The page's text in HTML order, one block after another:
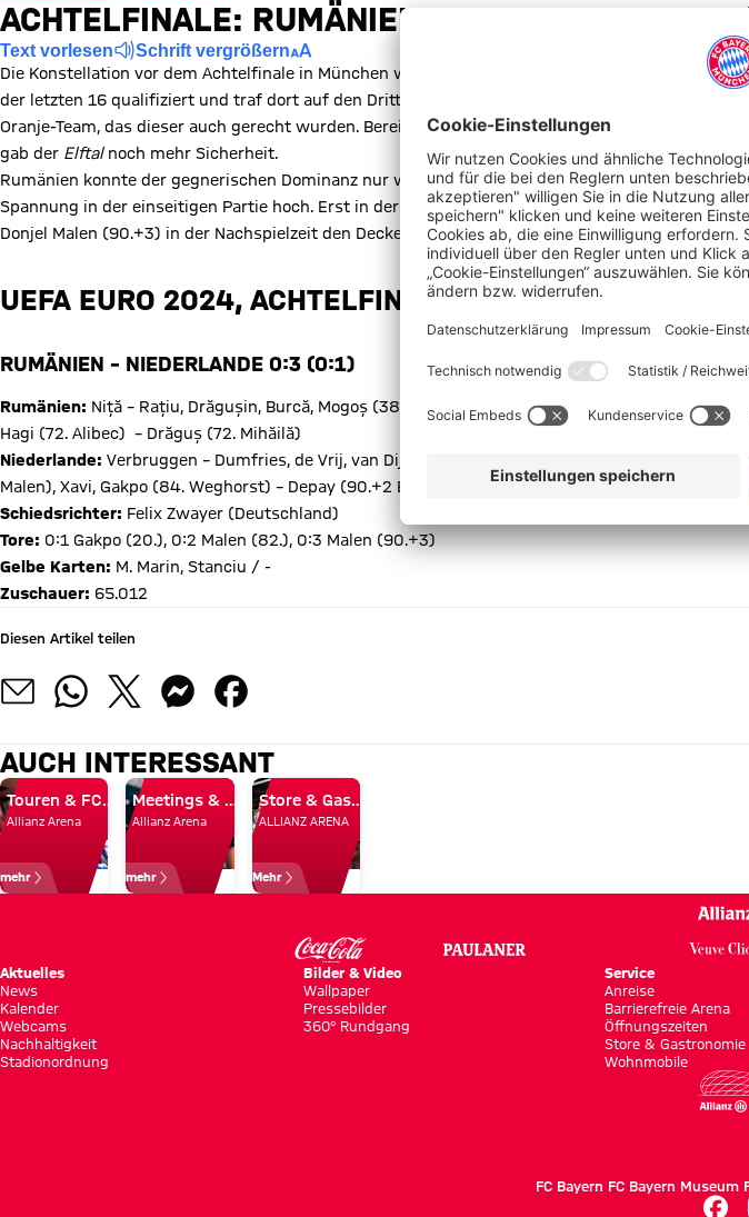
ACHTELFINALE: RUMÄNIEN - NIEDERLANDE 0:3
Text vorlesen Schrift vergrößern
Die Konstellation vor dem Achtelfinale in München war etwas kurios. Rumänien hatte sich als
der letzten 16 qualifiziert und traf dort auf den Dritten der Gruppe D, die Niederlande. Dennoch
Oranje-Team, das dieser auch gerecht wurden. Bereits in der 20. Minute traf Cody Gakpo zur
gab der Elftal noch mehr Sicherheit.
Rumänien konnte der gegnerischen Dominanz nur wenig entgegensetzten, einzig der
Spannung in der einseitigen Partie hoch. Erst in der Schlussphase sorgte erneut Gakpo (82.
Donjel Malen (90.+3) in der Nachspielzeit den Deckel auf den Viertelfinaleinzug der
UEFA EURO 2024, ACHTELFINALE
RUMÄNIEN – NIEDERLANDE 0:3 (0:1)
Rumänien: Niță – Rațiu, Drăgușin, Burcă, Mogoș (38. Racovițan) – M. Marin (72. Cicâldău) – Man,
Hagi (72. Alibec) – Drăguș (72. Mihăilă)
Niederlande: Verbruggen – Dumfries, de Vrij, van Dijk, Aké (69. van de Ven) – Schouten (69.
Malen), Xavi, Gakpo (84. Weghorst) – Depay (90.+2 Blind)
Schiedsrichter: Felix Zwayer (Deutschland)
Tore: 0:1 Gakpo (20.), 0:2 Malen (82.), 0:3 Malen (90.+3)
Gelbe Karten: M. Marin, Stanciu / -
Zuschauer: 65.012
Diesen Artikel teilen
AUCH INTERESSANT
Touren & FC Bayern Museum
Allianz Arena
mehr
Meetings & Events
Allianz Arena
mehr
Store & Gastronomie
ALLIANZ ARENA
Mehr
Aktuelles
News
Kalender
Webcams
Nachhaltigkeit
Stadionordnung
Bilder & Video
Wallpaper
Pressebilder
360° Rundgang
Service
Anreise
Barrierefreie Arena
Öffnungszeiten
Store & Gastronomie
Wohnmobile
FC Bayern FC Bayern Museum